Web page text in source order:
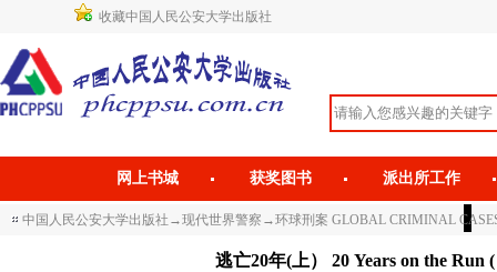
收藏中国人民公安大学出版社
网上书城 获奖图书 派出所工作
中国人民公安大学出版社 →现代世界警察 →环球刑案 GLOBAL CRIMINAL
逃亡20年(上） 20 Years on the Run (